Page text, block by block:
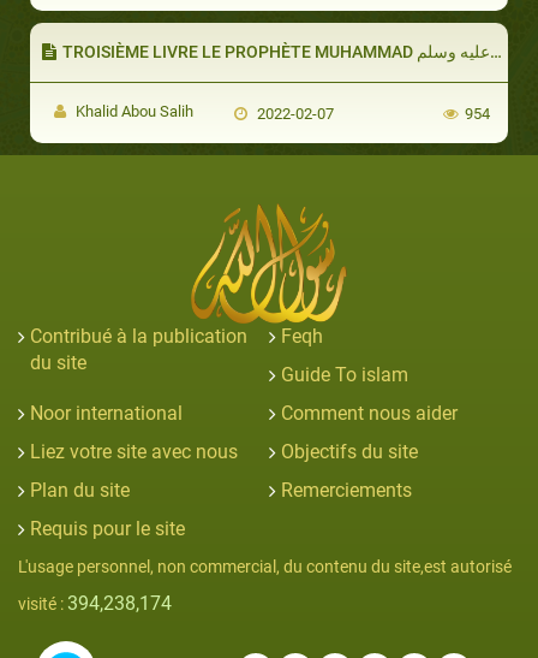
Khalid Abou Salih 2022-02-07 954
Contribué à la publication
du site
Feqh
Guide To islam
Noor international
Comment nous aider
Liez votre site avec nous
Objectifs du site
Plan du site
Remerciements
Requis pour le site
L'usage personnel, non commercial, du contenu du site,est autorisé
visité : 394,238,174